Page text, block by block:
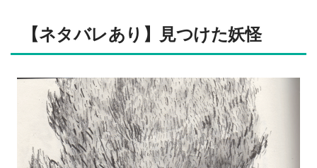
【ネタバレあり】見つけた妖怪